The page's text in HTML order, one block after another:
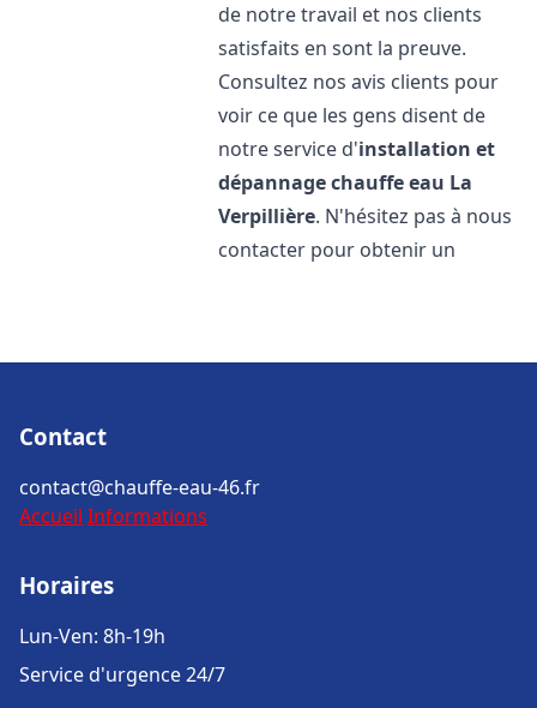
de notre travail et nos clients
satisfaits en sont la preuve.
Consultez nos avis clients pour
voir ce que les gens disent de
notre service d'installation et
dépannage chauffe eau La
Verpillière. N'hésitez pas à nous
contacter pour obtenir un
Contact
contact@chauffe-eau-46.fr
Accueil Informations
Horaires
Lun-Ven: 8h-19h
Service d'urgence 24/7